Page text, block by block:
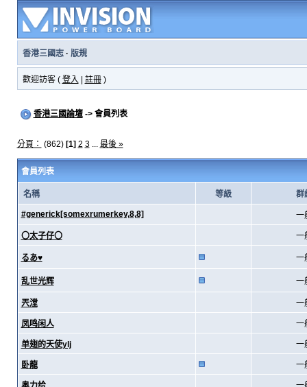
香港三國志· 版規
歡迎訪客 ( 登入 註冊)
香港三國論壇-> 會員列表
分頁： (862) [1] 2 3... 最後 »
會員列表
名稱 等級 群
#generick[somexrumerkey,8,8] 一
〇太子仔〇 一
るあ♥ 一
乱世光辉 一
兲漟 一
凤鸣闲人 一
单翅的天使ylj 一
卧龍 一